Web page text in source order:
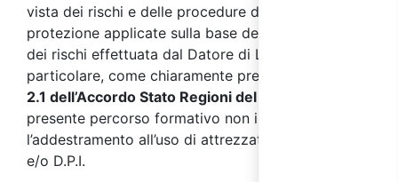
vista dei rischi e delle procedure di prevenzione e
protezione applicate sulla base della valutazione
dei rischi effettuata dal Datore di Lavoro. In
particolare, come chiaramente precisato dal
2.1 dell’Accordo Stato Regioni del 17/04/2025
presente percorso formativo non include
l’addestramento all’uso di attrezzature di lavoro
e/o D.P.I.